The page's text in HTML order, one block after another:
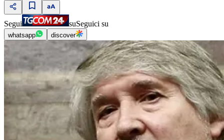
Segui suSeguici su
whatsapp discover